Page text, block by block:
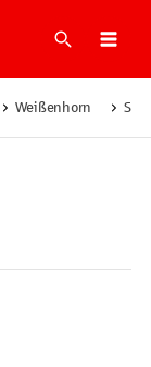
Suche
Weißenhorn